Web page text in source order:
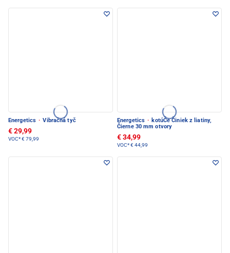
Energetics · Vibračná tyč
€ 29,99
VOC*€ 79,99
Energetics · kotúČe Činiek z liatiny,
Čierne 30 mm otvory
€ 34,99
VOC*€ 44,99